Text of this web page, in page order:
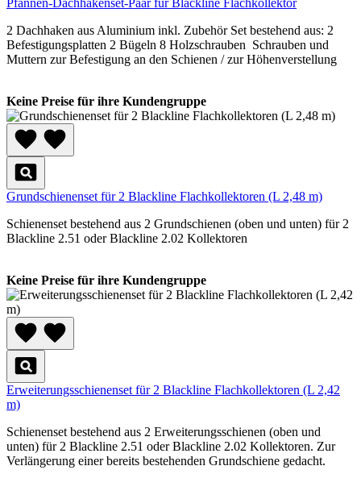
Pfannen-Dachhakenset-Paar für Blackline Flachkollektor
2 Dachhaken aus Aluminium inkl. Zubehör Set bestehend aus: 2
Befestigungsplatten 2 Bügeln 8 Holzschrauben Schrauben und
Muttern zur Befestigung an den Schienen / zur Höhenverstellung
Keine Preise für ihre Kundengruppe
Grundschienenset für 2 Blackline Flachkollektoren (L 2,48 m)
Schienenset bestehend aus 2 Grundschienen (oben und unten) für 2
Blackline 2.51 oder Blackline 2.02 Kollektoren
Keine Preise für ihre Kundengruppe
Erweiterungsschienenset für 2 Blackline Flachkollektoren (L 2,42
m)
Schienenset bestehend aus 2 Erweiterungsschienen (oben und
unten) für 2 Blackline 2.51 oder Blackline 2.02 Kollektoren. Zur
Verlängerung einer bereits bestehenden Grundschiene gedacht.